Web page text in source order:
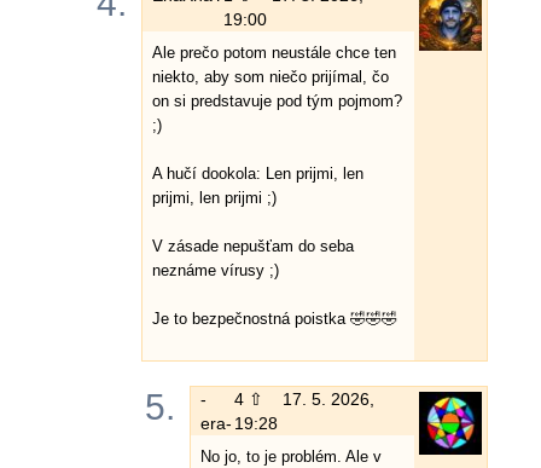
19:00
Ale prečo potom neustále chce ten
niekto, aby som niečo prijímal, čo
on si predstavuje pod tým pojmom?
;)
A hučí dookola: Len prijmi, len
prijmi, len prijmi ;)
V zásade nepušťam do seba
neznáme vírusy ;)
Je to bezpečnostná poistka 🤣🤣🤣
5.
-
era-
4 ⇧
17. 5. 2026,
19:28
No jo, to je problém. Ale v